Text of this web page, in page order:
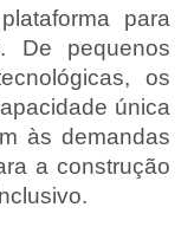
para
De pequenos
os
única
às demandas
a construção